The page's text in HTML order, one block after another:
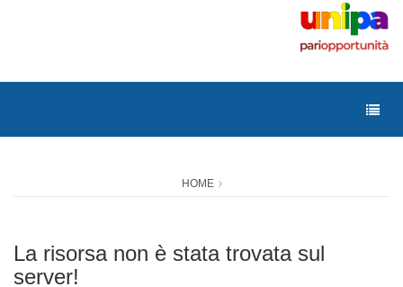
HOME
La risorsa non è stata trovata sul
server!